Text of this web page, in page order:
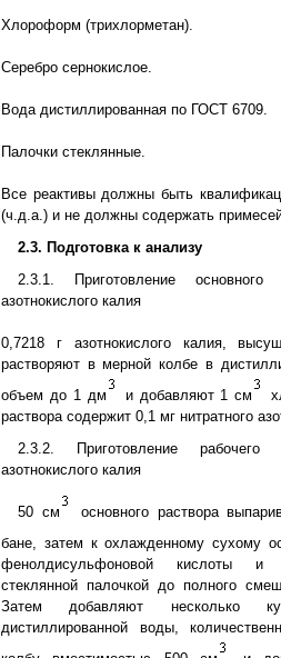
Хлороформ (трихлорметан).
Серебро сернокислое.
Вода дистиллированная по ГОСТ 6709.
Палочки стеклянные.
Все реактивы должны быть
(ч.д.а.) и не должны содержать
2.3. Подготовка к анализу
2.3.1. Приготовление основного
азотнокислого калия
0,7218 г азотнокислого калия,
растворяют в мерной колбе в
объем до 1 дм
и добавляют 1 см
раствора содержит 0,1 мг нитратного
2.3.2. Приготовление рабочего
азотнокислого калия
50 см
основного раствора
бане, затем к охлажденному сухому
фенолдисульфоновой кислоты и
стеклянной палочкой до полного
Затем добавляют несколько
дистиллированной воды,